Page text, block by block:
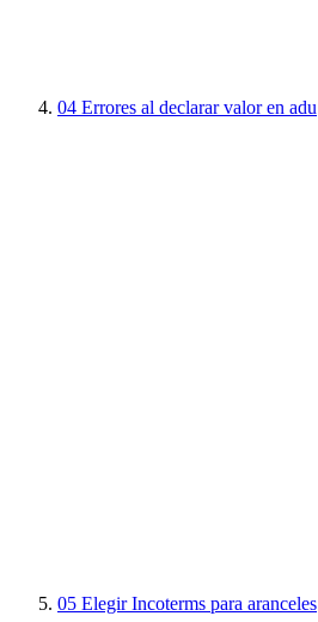
04 Errores al declarar valor en adu
05 Elegir Incoterms para aranceles